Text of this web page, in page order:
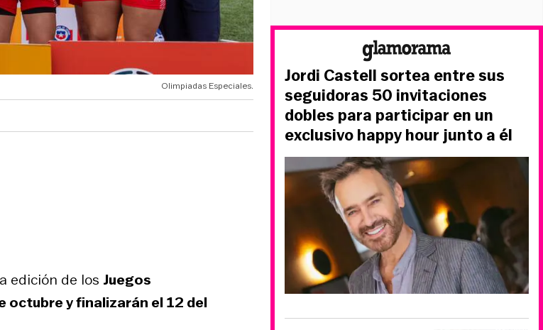
Olimpiadas Especiales.
edición de los Juegos
octubre y finalizarán el 12 del
Jordi Castell sortea entre sus
seguidoras 50 invitaciones
dobles para participar en un
exclusivo happy hour junto a él